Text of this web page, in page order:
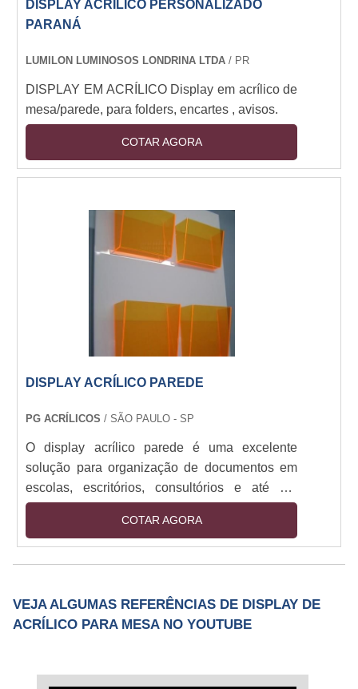
DISPLAY ACRÍLICO PERSONALIZADO
PARANÁ
LUMILON LUMINOSOS LONDRINA LTDA / PR
DISPLAY EM ACRÍLICO Display em acrílico de
mesa/parede, para folders, encartes , avisos.
COTAR AGORA
DISPLAY ACRÍLICO PAREDE
PG ACRÍLICOS / SÃO PAULO - SP
O display acrílico parede é uma excelente
solução para organização de documentos em
escolas, escritórios, consultórios e até em
elevadores. O display pode ser fabricado em
qualquer tamanho para acomodar diferentes
documentos de acordo com a necessidade de
cada cliente. Além disso, as cores de
podem conter o logo da empresa.A organização
de informações que circulam num ambiente de
COTAR AGORA
VEJA ALGUMAS REFERÊNCIAS DE DISPLAY DE
ACRÍLICO PARA MESA NO YOUTUBE